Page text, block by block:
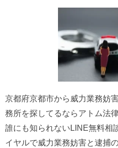
京都府京都市から威力業務妨
務所を探してるならアトム法
誰にも知られないLINE無料相
イヤルで威力業務妨害と逮捕